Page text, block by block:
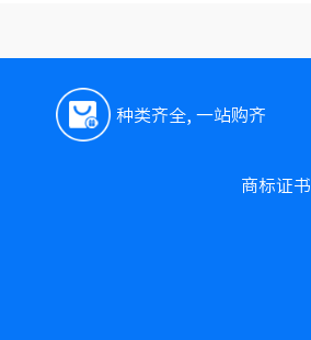
种类齐全, 一站购齐
商标证书